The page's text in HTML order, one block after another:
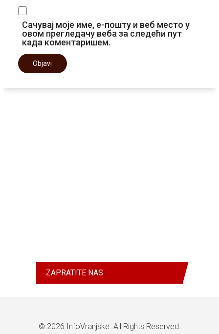
Сачувај моје име, е-пошту и веб место у
овом прегледачу веба за следећи пут
када коментаришем.
ZAPRATITE NAS
© 2026 InfoVranjske. All Rights Reserved.